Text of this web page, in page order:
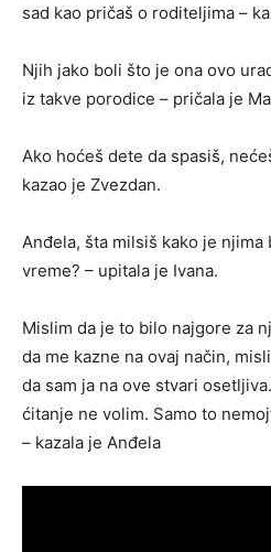
sad kao pričaš o roditeljima –
Njih jako boli što je ona ovo
iz takve porodice – pričala je
Ako hoćeš dete da spasiš,
kazao je Zvezdan.
Anđela, šta milsiš kako je
vreme? – upitala je Ivana.
Mislim da je to bilo najgore za
da me kazne na ovaj način,
da sam ja na ove stvari
ćitanje ne volim. Samo to
– kazala je Anđela